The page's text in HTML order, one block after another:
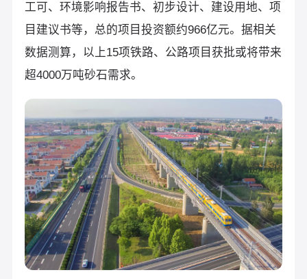
工可、环境影响报告书、初步设计、建设用地、项
目建议书等，总的项目投资额约966亿元。据相关
数据测算，以上15项铁路、公路项目获批或将带来
超4000万吨砂石需求。